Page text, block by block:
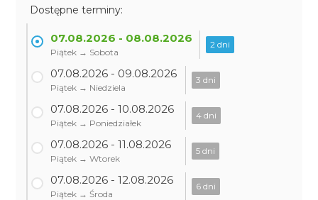
Dostępne terminy:
07.08.2026 - 08.08.2026
Piątek → Sobota
2 dni
07.08.2026 - 09.08.2026
Piątek → Niedziela
3 dni
07.08.2026 - 10.08.2026
Piątek → Poniedziałek
4 dni
07.08.2026 - 11.08.2026
Piątek → Wtorek
5 dni
07.08.2026 - 12.08.2026
Piątek → Środa
6 dni